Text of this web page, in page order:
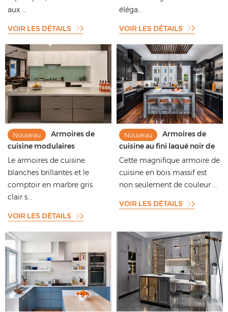
aux ...
VOIR LES DÉTAILS
d'usine en Chine
éléga...
VOIR LES DÉTAILS
Nouveau
Armoires de
cuisine modulaires
modernes et minimalistes,
peinture, avec design en îlot
Le armoires de cuisine
blanches brillantes et le
comptoir en marbre gris
clair s...
VOIR LES DÉTAILS
Nouveau
Armoires de
cuisine au fini laqué noir de
style Shaker avec des
designs brillants
Cette magnifique armoire de
cuisine en bois massif est
non seulement de couleur ...
VOIR LES DÉTAILS